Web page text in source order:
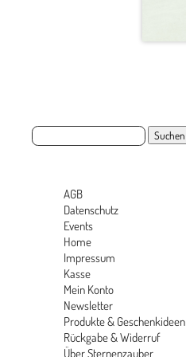
Suchen
nach:
AGB
Datenschutz
Events
Home
Impressum
Kasse
Mein Konto
Newsletter
Produkte & Geschenkideen
Rückgabe & Widerruf
Über Sternenzauber